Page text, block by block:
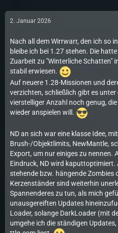
2. Januar 2026
Nach all dem Wirrwarr, den ich so
bleibe ich bei 1.27 stehen. Die
Zuarbeit zu "Winterliche Schatten"
stabil erwiesen.
Auf neuere 1.28-Missionen und
verzichten, schließlich gibt es unter
vierstelliger Anzahl noch genug,
wieder anspielen will.
ND an sich war eine klasse Idee,
Brush-/Objektlimits, NewMantle,
Export, um nur einiges zu nennen.
Eindruck, ND wird kaputtoptimiert.
stehende bzw. hängende Zombies
Kerzenständer sind weiterhin
Spannenderes zu tun, als mich
unausgereiften Updates
Loader, solange DarkLoader (mit
umgehe ich die ständigen